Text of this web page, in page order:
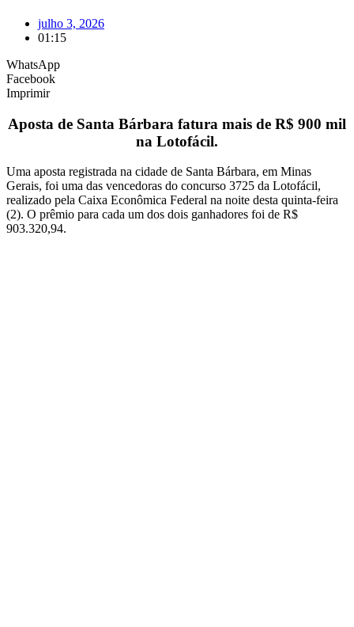
julho 3, 2026
01:15
WhatsApp
Facebook
Imprimir
Aposta de Santa Bárbara fatura mais de R$ 900 mil
na Lotofácil.
Uma aposta registrada na cidade de Santa Bárbara, em Minas
Gerais, foi uma das vencedoras do concurso 3725 da Lotofácil,
realizado pela Caixa Econômica Federal na noite desta quinta-feira
(2). O prêmio para cada um dos dois ganhadores foi de R$
903.320,94.